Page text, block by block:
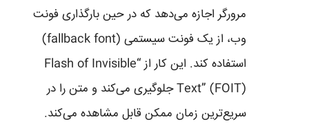
مرورگر اجازه می‌دهد که در حین بارگذاری فونت
وب، از یک فونت سیستمی (fallback font)
استفاده کند. این کار از “Flash of Invisible
Text” (FOIT) جلوگیری می‌کند و متن را در
سریع‌ترین زمان ممکن قابل مشاهده می‌کند.